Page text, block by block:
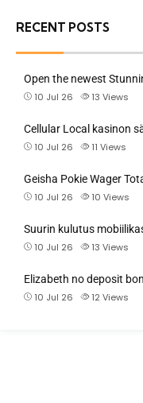
RECENT POSTS
Open the newest
10 Jul 26
13 Views
Cellular Local kasinon
10 Jul 26
11 Views
Geisha Pokie Wager
10 Jul 26
10 Views
Suurin kulutus
10 Jul 26
13 Views
Elizabeth no deposit
10 Jul 26
12 Views